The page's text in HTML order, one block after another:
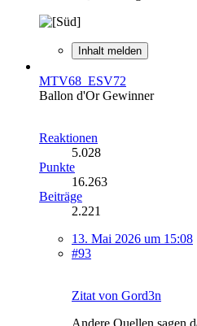
Inhalt melden
MTV68_ESV72
Ballon d'Or Gewinner
Reaktionen
5.028
Punkte
16.263
Beiträge
2.221
13. Mai 2026 um 15:08
#93
Zitat von Gord3n
Andere Quellen sagen